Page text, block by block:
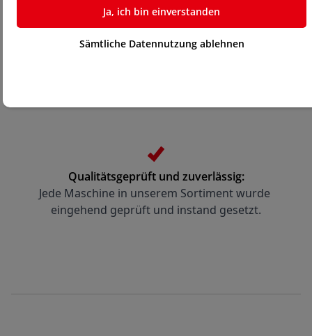
Qualitätsgeprüft und zuverlässig:
Jede Maschine in unserem Sortiment wurde
eingehend geprüft und instand gesetzt.
Ja, ich bin einverstanden
Sämtliche Datennutzung ablehnen